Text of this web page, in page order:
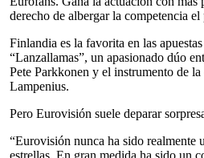
derecho de albergar la competencia
Finlandia es la favorita en las
“Lanzallamas”, un apasionado dúo
Pete Parkkonen y el instrumento de
Lampenius.
Pero Eurovisión suele deparar
“Eurovisión nunca ha sido realmente
estrellas. En gran medida ha sido un